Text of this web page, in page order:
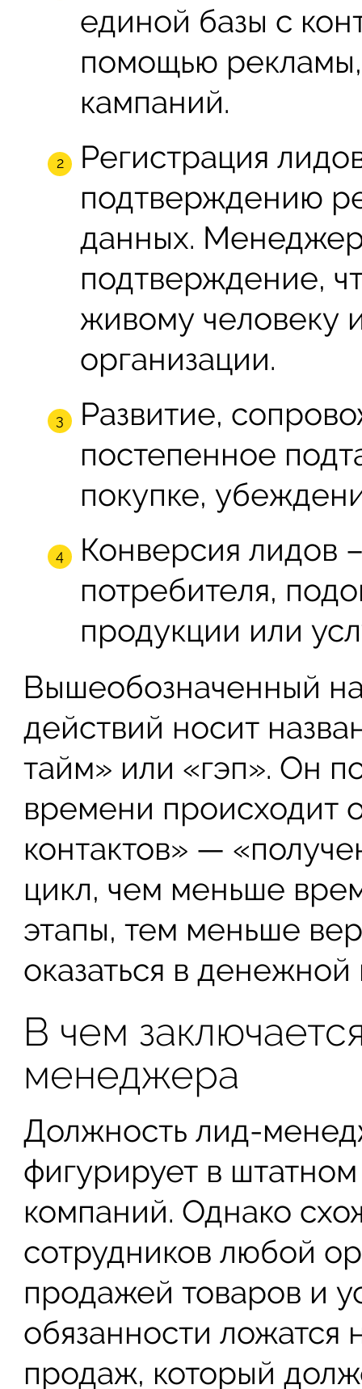
единой базы с
помощью
кампаний.
Регистрация
подтверждению
данных.
подтверждение,
живому человеку
организации.
Развитие,
постепенное
покупке,
Конверсия лидов
потребителя,
продукции или
Вышеобозначенный
действий носит
тайм» или «гэп». Он
времени происходит
контактов» —
цикл, чем меньше
этапы, тем меньше
оказаться в денежной
В чем
менеджера
Должность лид-
фигурирует в
компаний. Однако
сотрудников любой
продажей товаров и
обязанности ложатся
продаж, который